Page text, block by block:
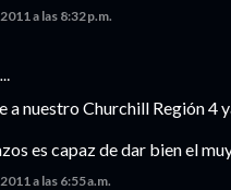
a las 8:32 p.m.
a nuestro Churchill Región 4
es capaz de dar bien el
a las 6:55 a.m.